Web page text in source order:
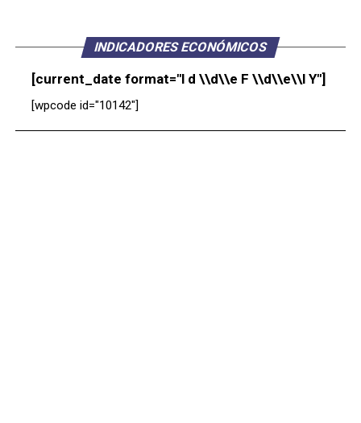
INDICADORES ECONÓMICOS
[current_date format="l d \\d\\e F \\d\\e\\l Y"]
[wpcode id="10142"]